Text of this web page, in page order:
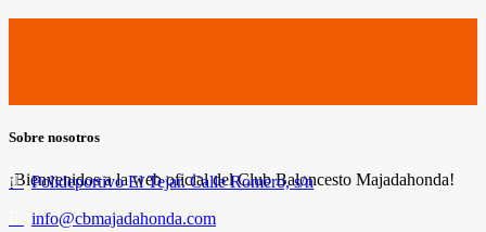
Sobre nosotros
¡Bienvenidos a la web oficial del Club Baloncesto Majadahonda!
Polideportivo El Tejar. Calle Romero, s/n
info@cbmajadahonda.com